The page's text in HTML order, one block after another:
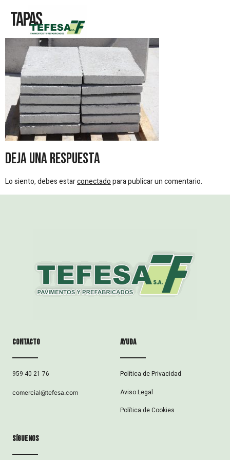
Tapas
Deja una respuesta
Lo siento, debes estarconectadopara publicar un comentario.
Contacto
959 40 21 76
comercial@tefesa.com
ayuda
Política de Privacidad
Aviso Legal
Política de Cookies
síguenos